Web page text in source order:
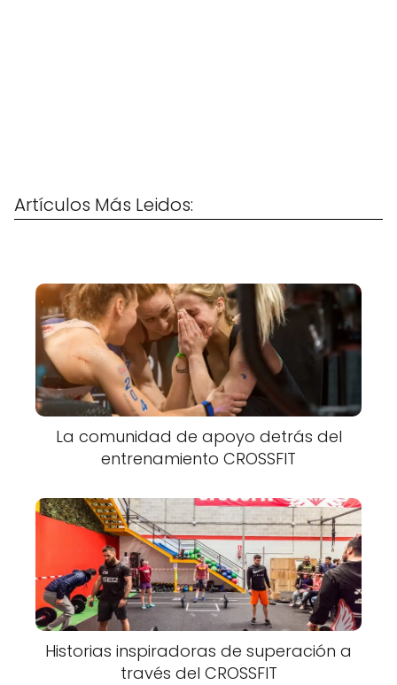
Artículos Más Leidos:
La comunidad de apoyo detrás del
entrenamiento CROSSFIT
Historias inspiradoras de superación a
través del CROSSFIT